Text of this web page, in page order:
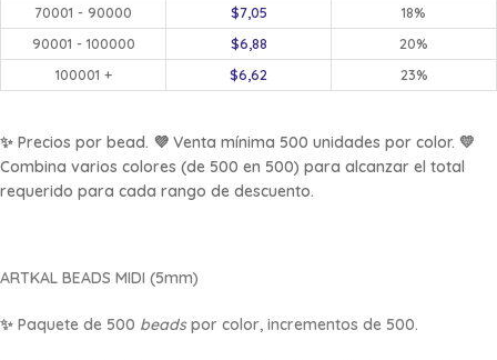
70001 - 90000
$7,05
18%
90001 - 100000
$6,88
20%
100001 +
$6,62 23%
✨ Precios por bead. 💜 Venta mínima 500 unidades por color. 💛
Combina varios colores (de 500 en 500) para alcanzar el total
requerido para cada rango de descuento.
ARTKAL BEADS MIDI (5mm)
✨ Paquete de 500 beadspor color, incrementos de 500.